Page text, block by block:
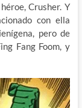
Crusher. Y
con ella
pero de
Fang Foom, y